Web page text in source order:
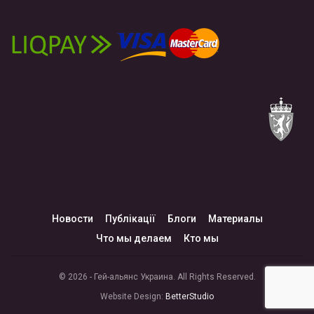
Новости Публікації Блоги
Материалы
Что мы делаем
Кто мы
© 2026 - Гей-альянс Украина. All Rights Reserved.
Website Design: BetterStudio